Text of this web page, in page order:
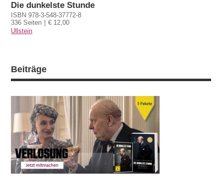
Die dunkelste Stunde
ISBN 978-3-548-37772-8
336 Seiten
€ 12,00
Ullstein
Beiträge